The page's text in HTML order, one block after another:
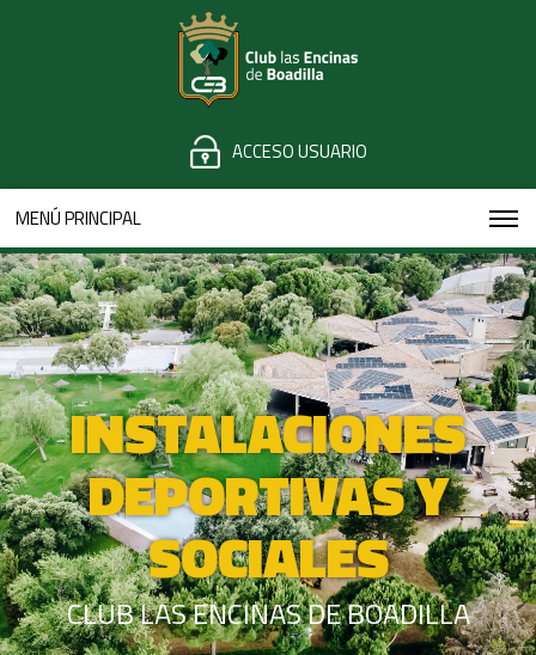
ACCESO USUARIO
MENÚ PRINCIPAL
INSTALACIONES
DEPORTIVAS Y
SOCIALES
CLUB LAS ENCINAS DE BOADILLA